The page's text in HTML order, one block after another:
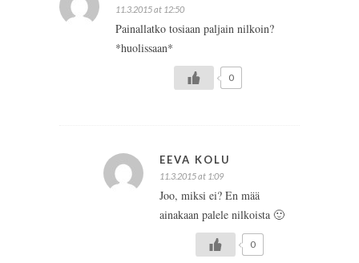
11.3.2015 at 12:50
Painallatko tosiaan paljain nilkoin?
*huolissaan*
0
EEVA KOLU
11.3.2015 at 1:09
Joo, miksi ei? En mää
ainakaan palele nilkoista 🙂
0